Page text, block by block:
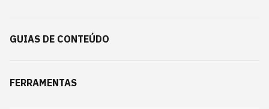
GUIAS DE CONTEÚDO
FERRAMENTAS